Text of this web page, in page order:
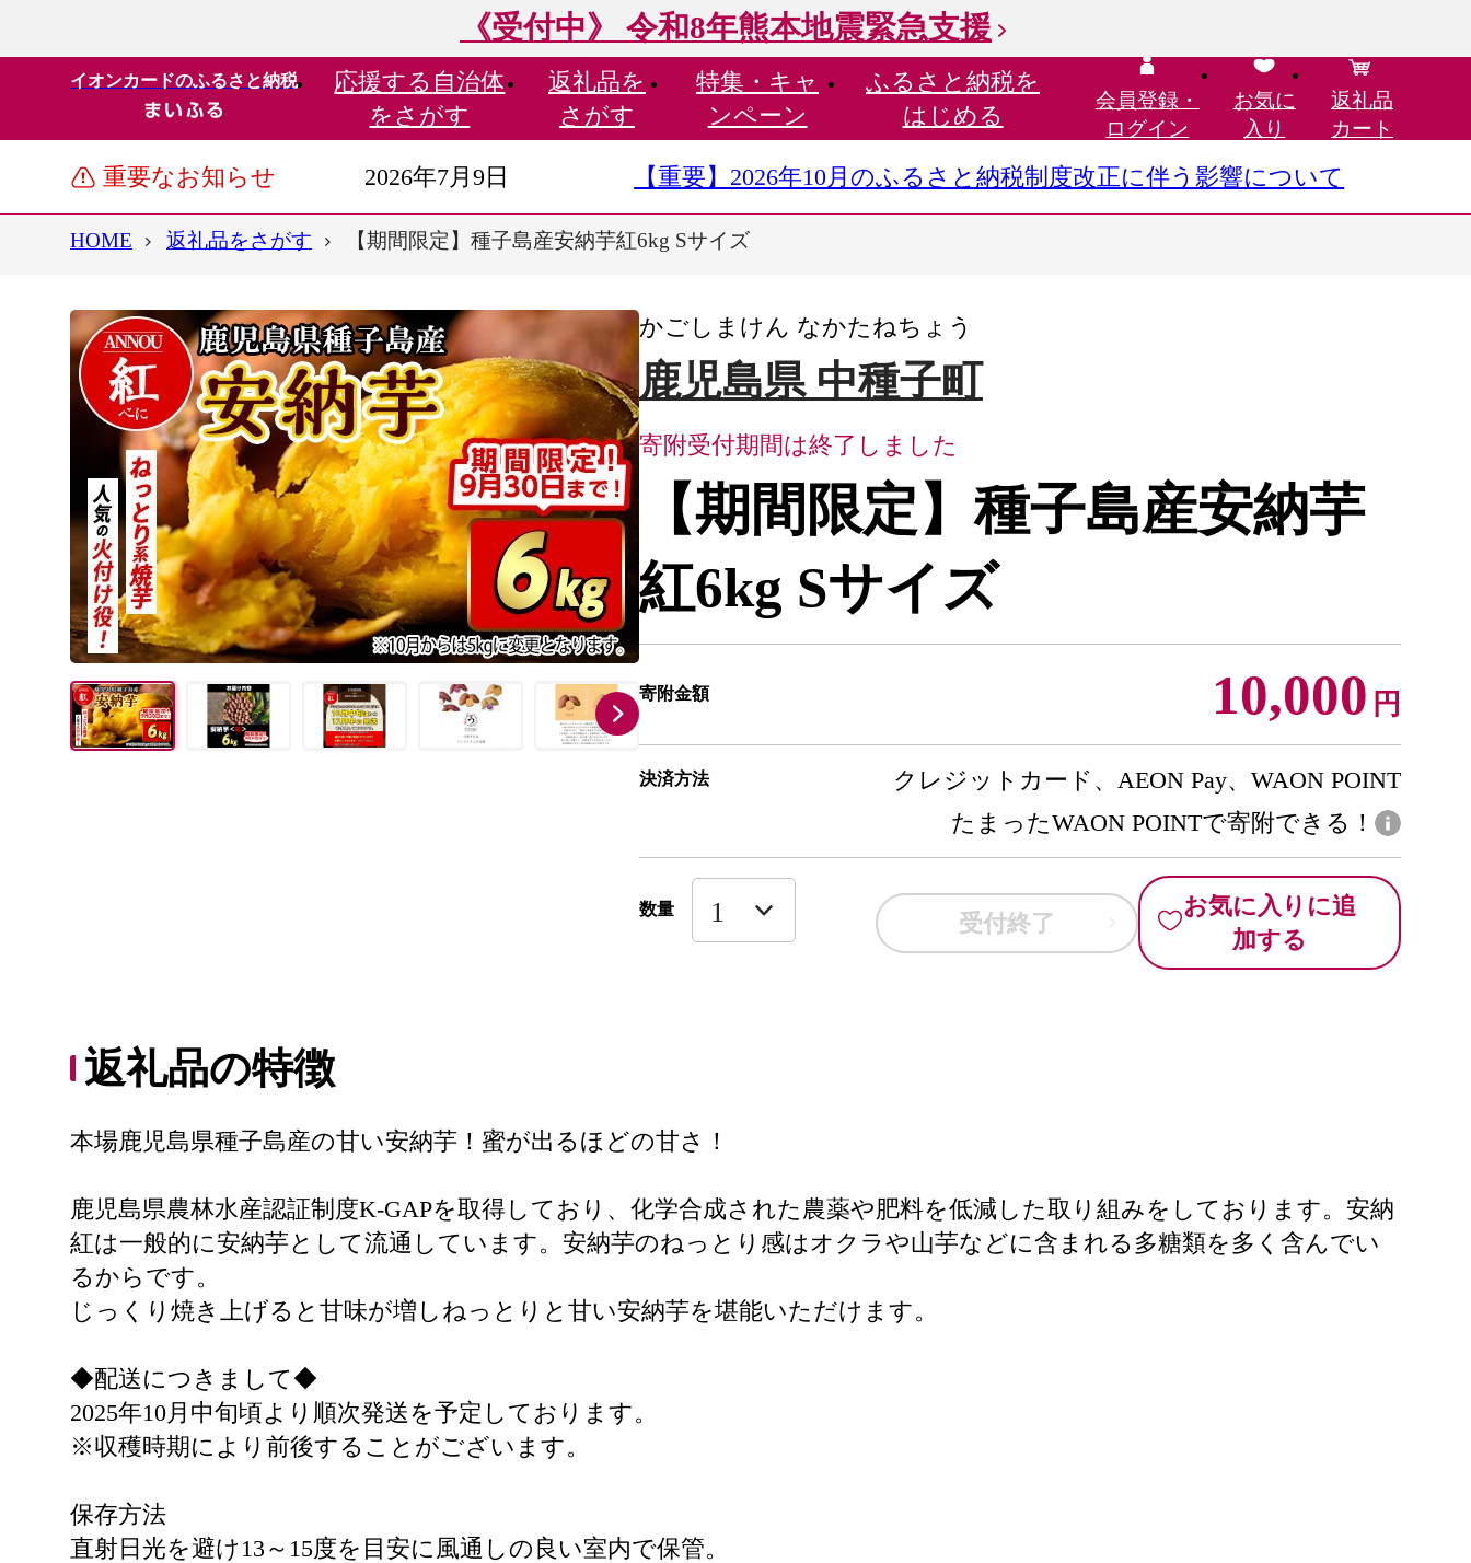
《受付中》 令和8年熊本地震緊急支援
イオンカードのふるさと納税 応援する 自治体
をさがす
返礼品を
さがす
特集・ キャ
ンペーン
ふるさと納税を
はじめる
会員登録・
ログイン
お気に
入り
返礼品
カート
重要なお知らせ 2026年7月9日 【重要】2026年10月のふるさと納税制度改正に伴う影響について
HOME 返礼品をさがす 【期間限定】種子島産安納芋紅6kg Sサイズ
かごしまけん なかたねちょう
鹿児島県 中種子町
寄附受付期間は終了しました
【期間限定】種子島産安納芋
紅6kg Sサイズ
寄附金額 10,000 円
決済方法
クレジットカード、AEON Pay、WAON POINT
たまったWAON POINTで寄附できる！
数量 受付終了
お気に入りに追
加する
返礼品の特徴
本場鹿児島県種子島産の甘い安納芋！蜜が出るほどの甘さ！
鹿児島県農林水産認証制度K-GAPを取得しており、化学合成された農薬や肥料を低減した取り組みをしております。安納
紅は一般的に安納芋として流通しています。安納芋のねっとり感はオクラや山芋などに含まれる多糖類を多く含んでい
るからです。
じっくり焼き上げると甘味が増しねっとりと甘い安納芋を堪能いただけます。
◆配送につきまして◆
2025年10月中旬頃より順次発送を予定しております。
※収穫時期により前後することがございます。
保存方法
直射日光を避け13～15度を目安に風通しの良い室内で保管。